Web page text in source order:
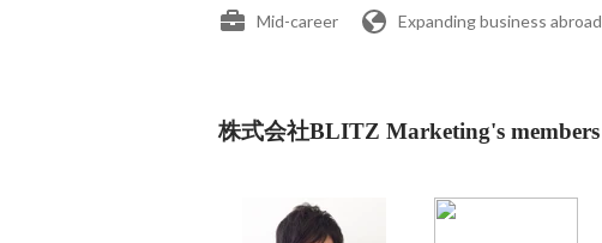
Mid-career Expanding business abroad
株式会社BLITZ Marketing's members